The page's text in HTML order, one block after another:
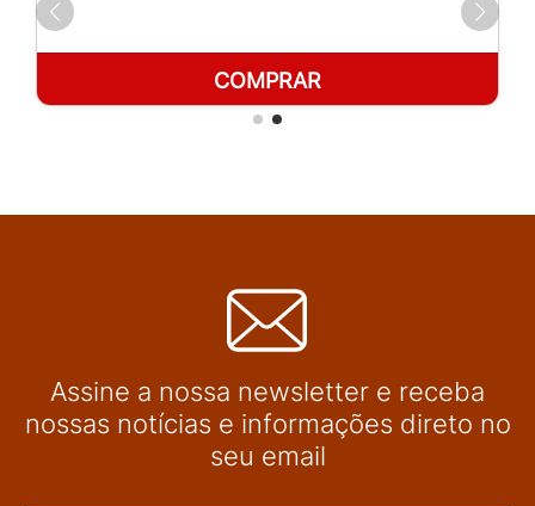
COMPRAR
Assine a nossa newsletter e receba
nossas notícias e informações direto no
seu email